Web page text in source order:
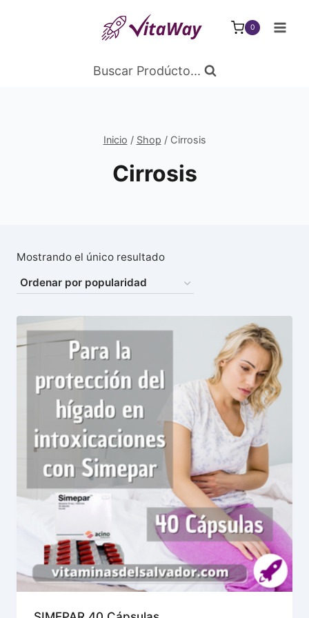
0
Buscar Prodúcto...
Inicio / Shop / Cirrosis
Cirrosis
Mostrando el único resultado